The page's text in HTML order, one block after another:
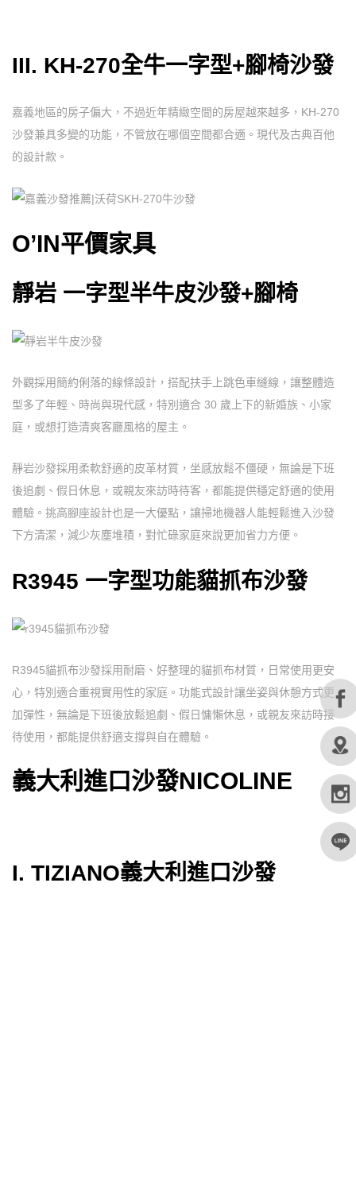
III. KH-270全牛一字型+腳椅沙發
嘉義地區的房子偏大，不過近年精緻空間的房屋越來越多，KH-270
沙發兼具多變的功能，不管放在哪個空間都合適。現代及古典百他
的設計款。
O’IN平價家具
靜岩 一字型半牛皮沙發+腳椅
外觀採用簡約俐落的線條設計，搭配扶手上跳色車縫線，讓整體造
型多了年輕、時尚與現代感，特別適合 30 歲上下的新婚族、小家
庭，或想打造清爽客廳風格的屋主。
靜岩沙發採用柔軟舒適的皮革材質，坐感放鬆不僵硬，無論是下班
後追劇、假日休息，或親友來訪時待客，都能提供穩定舒適的使用
體驗。挑高腳座設計也是一大優點，讓掃地機器人能輕鬆進入沙發
下方清潔，減少灰塵堆積，對忙碌家庭來說更加省力方便。
R3945 一字型功能貓抓布沙發
R3945貓抓布沙發採用耐磨、好整理的貓抓布材質，日常使用更安
心，特別適合重視實用性的家庭。功能式設計讓坐姿與休憩方式更
加彈性，無論是下班後放鬆追劇、假日慵懶休息，或親友來訪時接
待使用，都能提供舒適支撐與自在體驗。
義大利進口沙發NICOLINE
I. TIZIANO義大利進口沙發